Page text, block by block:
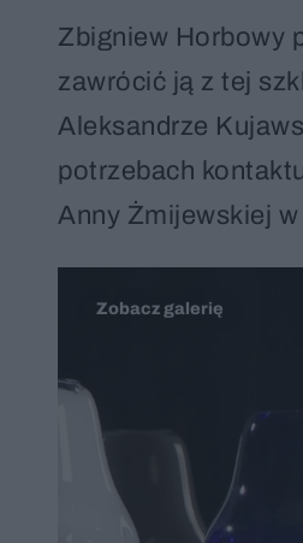
Zbigniew Horbowy
zawrócić ją z tej
Aleksandrze
potrzebach
Anny Żmijewskiej